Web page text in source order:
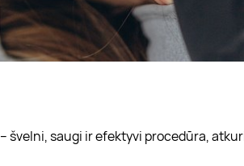
– švelni, saugi ir efektyvi procedūra,